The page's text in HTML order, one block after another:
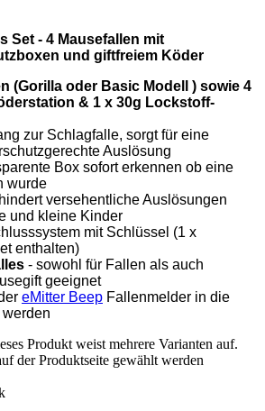
Set - 4 Mausefallen mit
und giftfreiem Köder
(Gorilla oder Basic Modell ) sowie 4
& 1 x 30g Lockstoff-
zur Schlagfalle, sorgt für eine
Auslösung
Box sofort erkennen ob eine
wurde
versehentliche Auslösungen
und kleine Kinder
mit Schlüssel (1 x
enthalten)
- sowohl für Fallen als auch
geeignet
eMitter Beep Fallenmelder in die
Produkt weist mehrere Varianten auf.
der Produktseite gewählt werden